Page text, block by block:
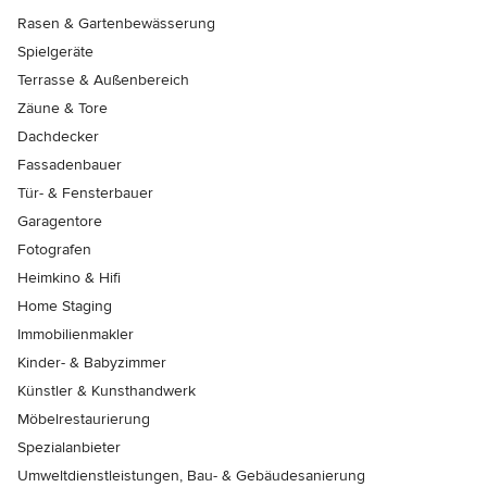
Rasen & Gartenbewässerung
Spielgeräte
Terrasse & Außenbereich
Zäune & Tore
Dachdecker
Fassadenbauer
Tür- & Fensterbauer
Garagentore
Fotografen
Heimkino & Hifi
Home Staging
Immobilienmakler
Kinder- & Babyzimmer
Künstler & Kunsthandwerk
Möbelrestaurierung
Spezialanbieter
Umweltdienstleistungen, Bau- & Gebäudesanierung